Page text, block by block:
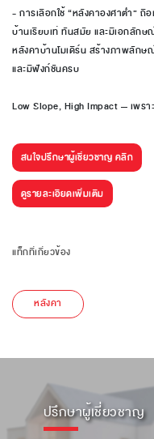
- การเลือกใช้ “หลังคาองศาต่ำ”
บ้านเรียบเท่ ทันสมัย และมีเอกลัก
หลังคาบ้านโมเดิร์น สร้างภาพลักษ
และมีฟังก์ชันครบ
Low Slope, High Impact — เพร
สนใจปรึกษาผู้เชี่ยวชาญ คลิก
ดูรายละเอียดเพิ่มเติม
แท็กที่เกี่ยวข้อง
หลังคา
ปรึกษาผู้เชี่ยวชาญ